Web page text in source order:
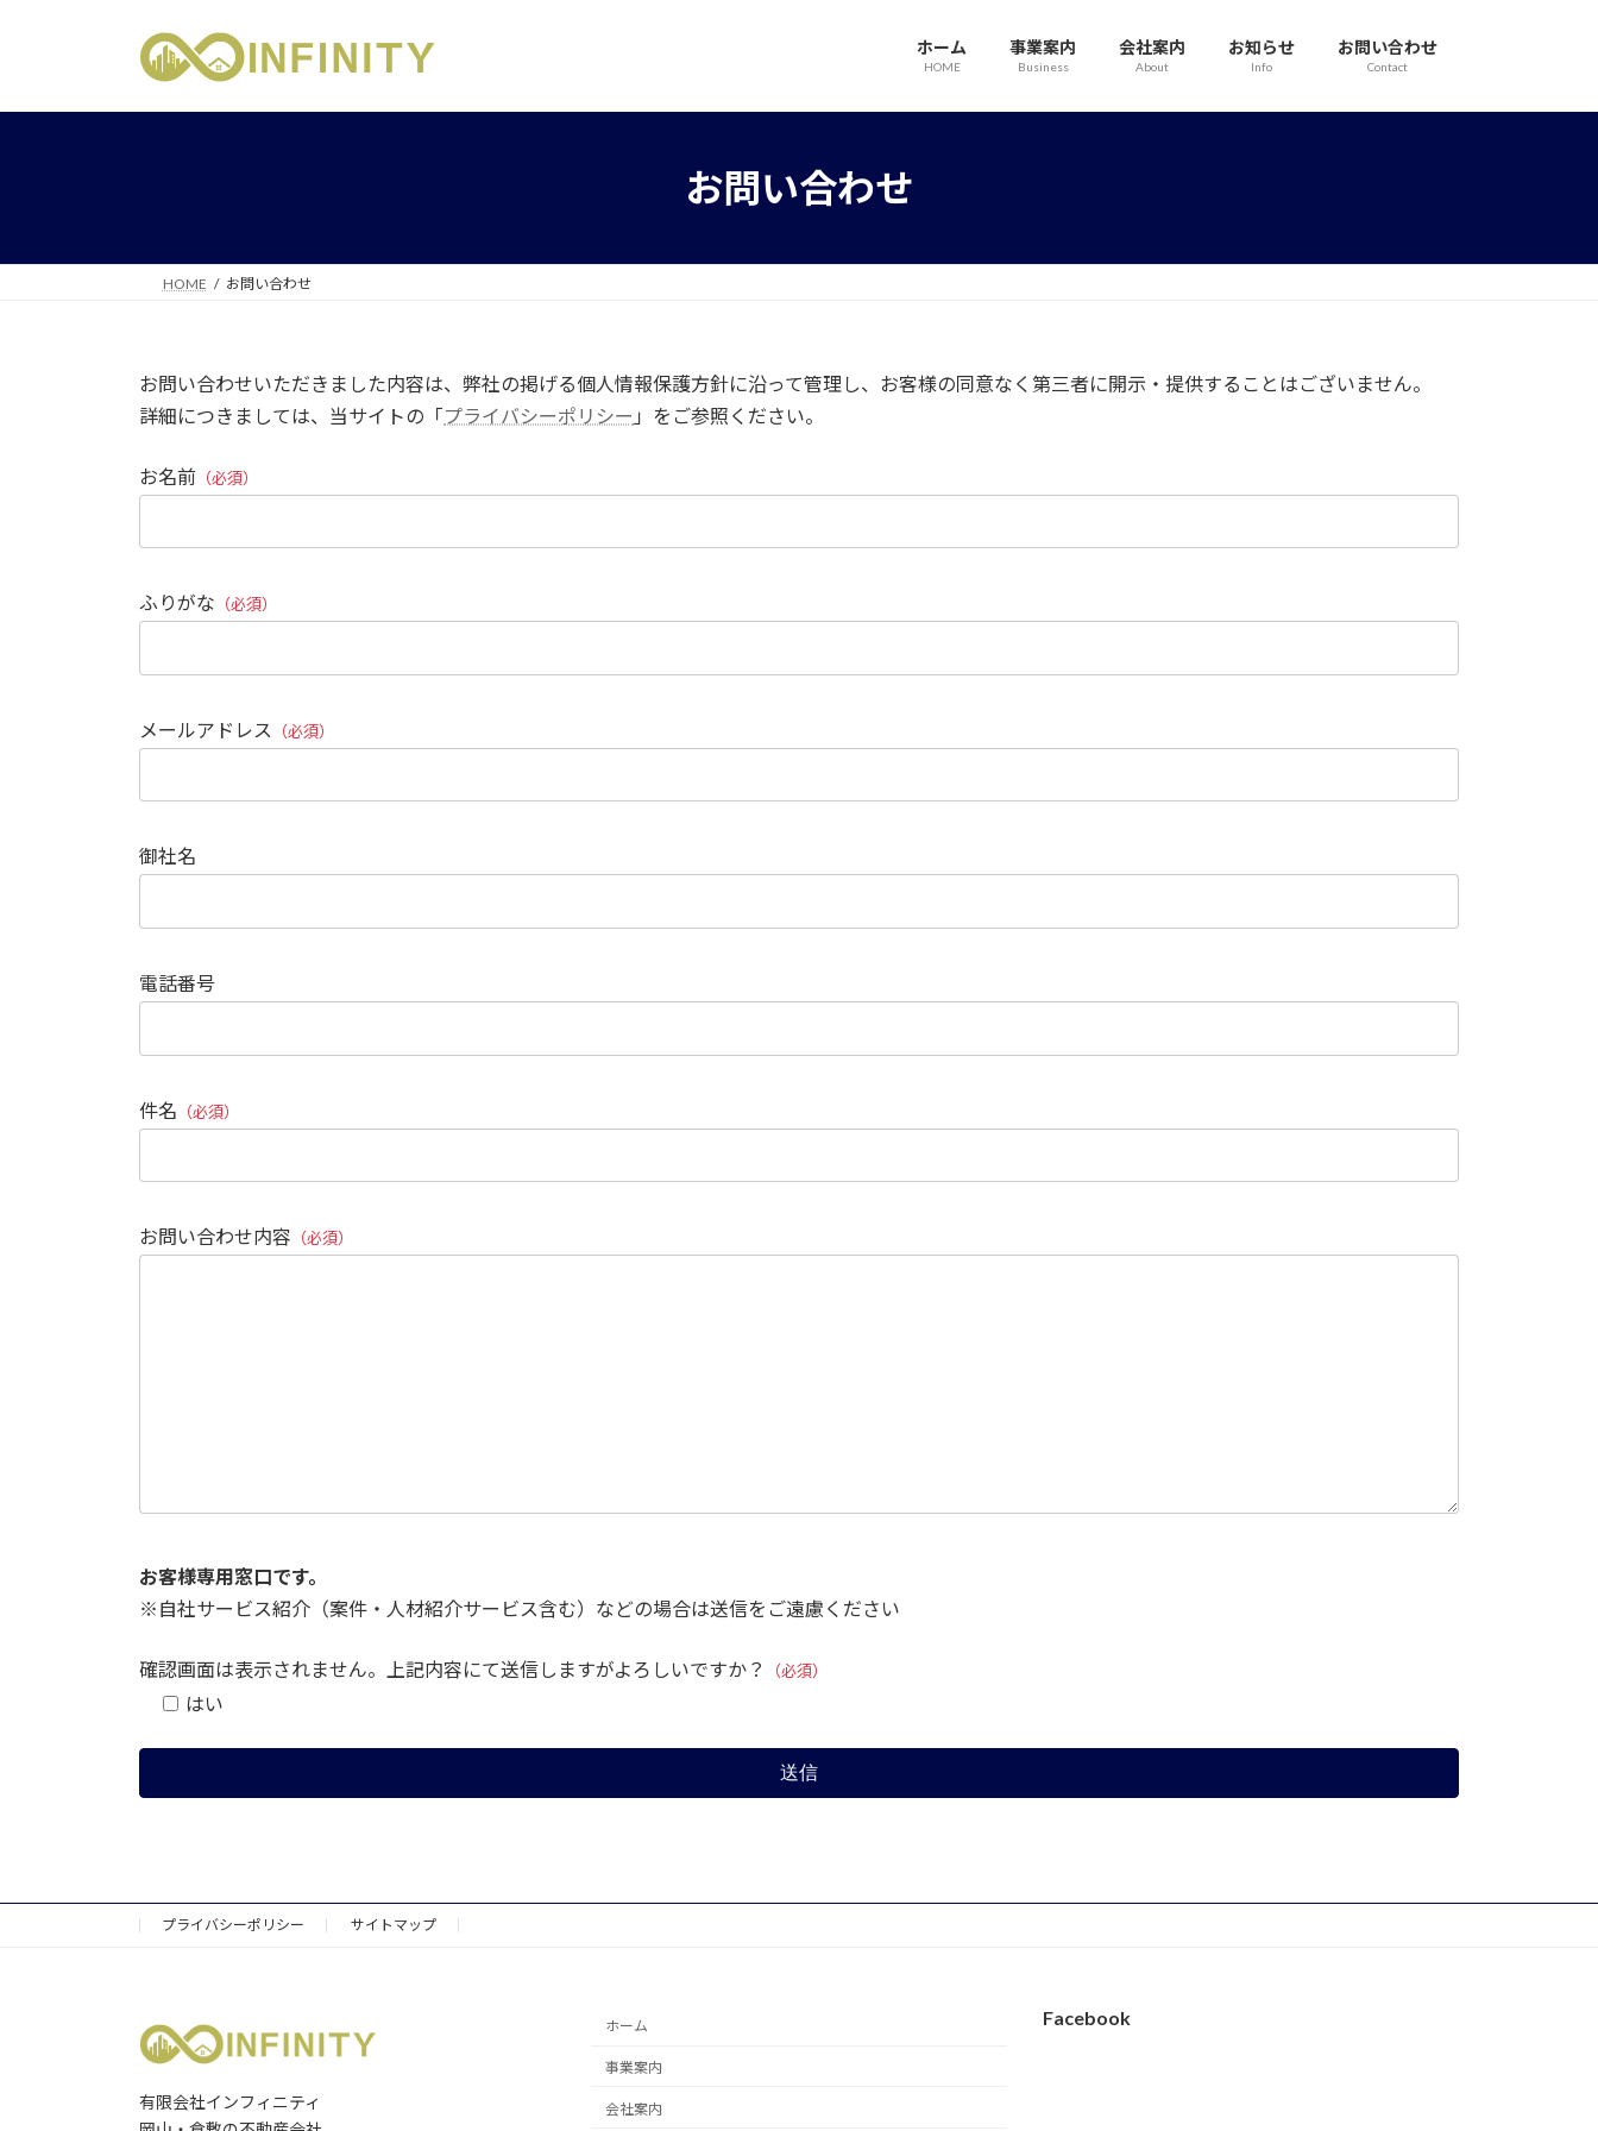
プ
動
ホーム
HOME
事業案内
Business
会社案内
About
お知らせ
Info
お問い合わせ
Contact
お問い合わせ
HOME お問い合わせ
お問い合わせいただきました内容は、弊社の掲げる個人情報保護方針に沿って管理し、お客様の同意なく第三者に開示・提供することはございません。
詳細につきましては、当サイトの「プライバシーポリシー 」をご参照ください。
お名前 （必須）
ふりがな （必須）
メールアドレス （必須）
御社名
電話番号
件名 （必須）
お問い合わせ内容 （必須）
お客様専用窓口です。
※自社サービス紹介（案件・人材紹介サービス含む）などの場合は送信をご遠慮ください
確認画面は表示されません。上記内容にて送信しますがよろしいですか？ （必須）
はい
プライバシーポリシー サイトマップ
有限会社インフィニティ
ホーム
事業案内
会社案内
Facebook